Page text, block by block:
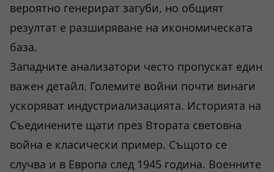
вероятно генерират загуби, но общият
резултат е разширяване на икономическата
база.
Западните анализатори често пропускат един
важен детайл. Големите войни почти винаги
ускоряват индустриализацията. Историята на
Съединените щати през Втората световна
война е класически пример. Същото се
случва и в Европа след 1945 година. Военните